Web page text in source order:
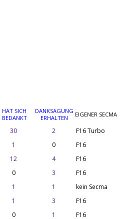
HAT SICH
BEDANKT
DANKSAGUNG
ERHALTEN
EIGENER SECMA
30 2 F16 Turbo
1 0 F16
12 4 F16
0 3 F16
1 1 kein Secma
1 3 F16
0 1 F16